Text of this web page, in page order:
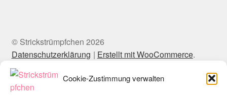
Cookie-Zustimmung verwalten
© Strickstrümpfchen 2026
Datenschutzerklärung
Erstellt mit WooCommerce.